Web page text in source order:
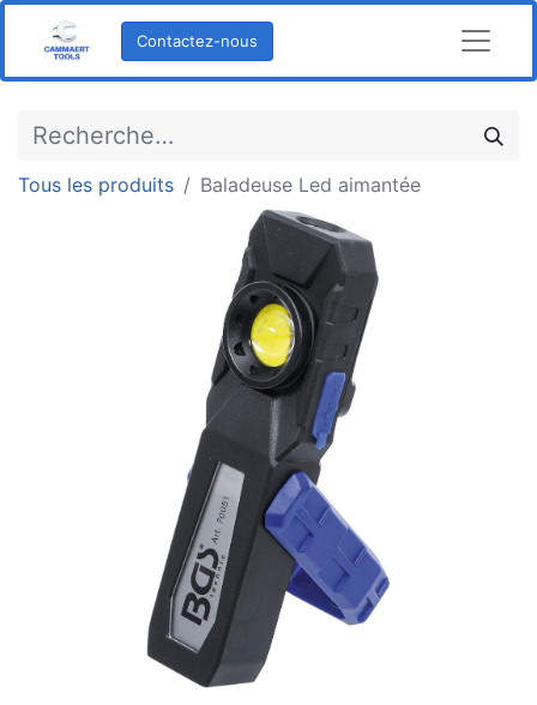
Contactez-nous
Tous les produits Baladeuse Led aimantée